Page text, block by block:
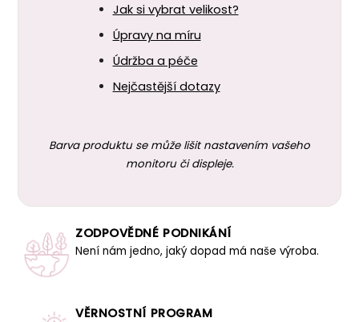
Jak si vybrat velikost?
Úpravy na míru
Údržba a péče
Nejčastější dotazy
Barva produktu se může lišit nastavením vašeho
monitoru či displeje.
ZODPOVĚDNÉ PODNIKÁNÍ
Není nám jedno, jaký dopad má naše výroba.
VĚRNOSTNÍ PROGRAM